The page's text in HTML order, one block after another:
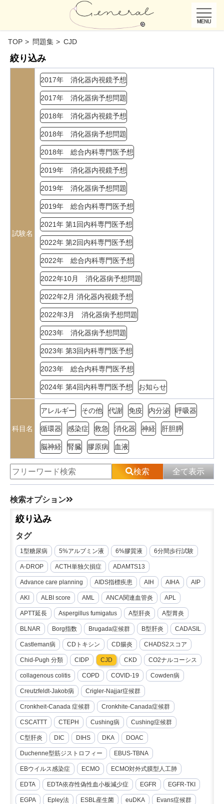
TOP 問題集 CJD
絞り込み
試験名
2017年 消化器内視鏡予想
2017年 消化器病予想問題
2018年 消化器内視鏡予想
2018年 消化器病予想問題
2018年 総合内科専門医予想
2019年 消化器内視鏡予想
2019年 消化器病予想問題
2019年 総合内科専門医予想
2021年 第1回内科専門医予想
2022年 第2回内科専門医予想
2022年 総合内科専門医予想
2022年10月 消化器病予想問題
2022年2月 消化器内視鏡予想
2022年3月 消化器病予想問題
2023年 消化器病予想問題
2023年 第3回内科専門医予想
2023年 総合内科専門医予想
2024年 第4回内科専門医予想 お知らせ
科目名
アレルギー その他 代謝 免疫 内分泌 呼吸器
循環器 感染症 救急 消化器 神経 肝胆膵
脳神経 腎臓 膠原病 血液
検索 全て表示
検索オプション
絞り込み
タグ
1型糖尿病 5%アルブミン液 6%膠質液 6分間歩行試験
A-DROP ACTH単独欠損症 ADAMTS13
Advance care planning AIDS指標疾患 AIH AIHA AIP
AKI ALBI score AML ANCA関連血管炎 APL
APTT延長 Aspergillus fumigatus A型肝炎 A型胃炎
BLNAR Borg指数 Brugada症候群 B型肝炎 CADASIL
Castleman病 CDトキシン CD腸炎 CHADS2スコア
Chid-Pugh 分類 CIDP CJD CKD CO2ナルコーシス
collagenous colitis COPD COVID-19 Cowden病
Creutzfeldt-Jakob病 Crigler-Najjar症候群
Cronkheit-Canada 症候群 Cronkhite-Canada症候群
CSCATTT CTEPH Cushing病 Cushing症候群
C型肝炎 DIC DIHS DKA DOAC
Duchenne型筋ジストロフィー EBUS-TBNA
EBウイルス感染症 ECMO ECMO対外式膜型人工肺
EDTA EDTA依存性偽性血小板減少症 EGFR EGFR-TKI
EGPA Epley法 ESBL産生菌 euDKA Evans症候群